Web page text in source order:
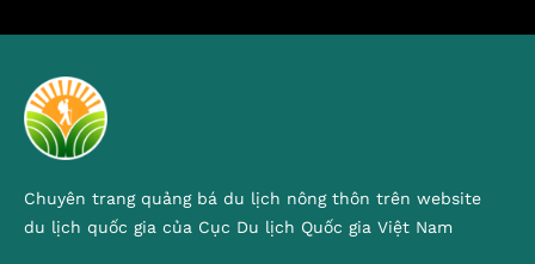
Chuyên trang quảng bá du lịch nông thôn trên website
du lịch quốc gia của Cục Du lịch Quốc gia Việt Nam